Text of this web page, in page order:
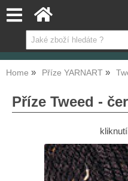
Home Příze YARNART
Příze Tweed -